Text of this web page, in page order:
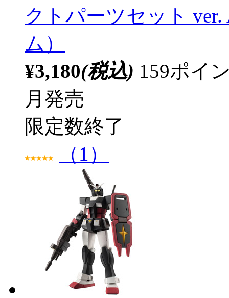
クトパーツセット
ム）
¥3,180(税込) 159ポイ
月発売
限定数終了
（1）